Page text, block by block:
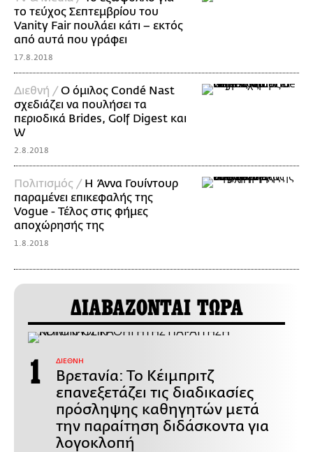
το τεύχος Σεπτεμβρίου του
Vanity Fair πουλάει κάτι – εκτός
από αυτά που γράφει
17.8.2018
Διεθνή /Ο όμιλος Condé Nast
σχεδιάζει να πουλήσει τα
περιοδικά Brides, Golf Digest και
W
2.8.2018
Πολιτισμός / Η Άννα Γουίντουρ
παραμένει επικεφαλής της
Vogue - Τέλος στις φήμες
αποχώρησής της
1.8.2018
ΔΙΑΒΑΖΟΝΤΑΙ ΤΩΡΑ
ΔΙΕΘΝΗ
Βρετανία: Το Κέιμπριτζ
επανεξετάζει τις διαδικασίες
πρόσληψης καθηγητών μετά
την παραίτηση διδάσκοντα για
λογοκλοπή